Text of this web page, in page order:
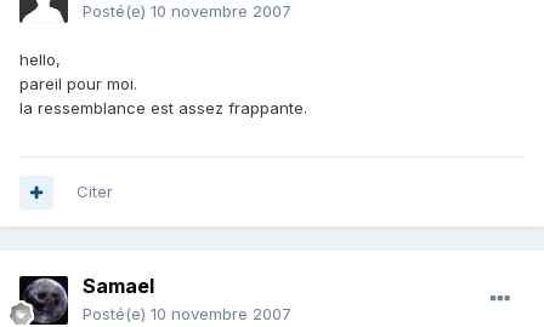
Posté(e) 10 novembre 2007
hello,
pareil pour moi.
la ressemblance est assez frappante.
Citer
Samael
Posté(e) 10 novembre 2007